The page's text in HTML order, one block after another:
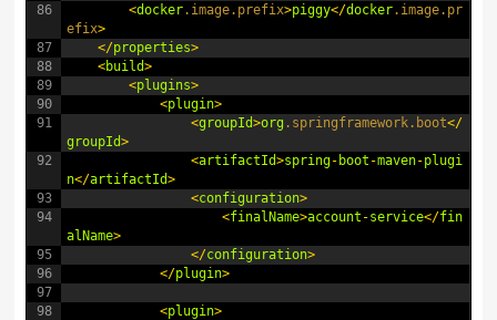
86
87
88
89
90
91
92
93
94
95
96
97
98
<docker.image.prefix>piggy</docker.image.pr
efix>
</properties>
<build>
<plugins>
<plugin>
<groupId>org .springframework .boot</
groupId>
<artifactId>spring- boot -maven-plugi
n</artifactId>
<configuration>
<finalName>account -service</fin
alName>
</configuration>
</plugin>
<plugin>